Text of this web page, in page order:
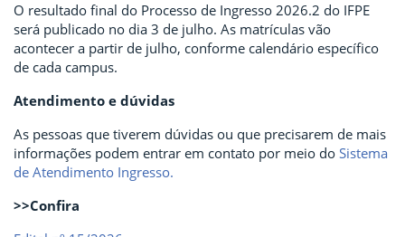
O resultado final do Processo de Ingresso 2026.2 do IFPE
será publicado no dia 3 de julho. As matrículas vão
acontecer a partir de julho, conforme calendário específico
de cada campus.
Atendimento e dúvidas
As pessoas que tiverem dúvidas ou que precisarem de mais
informações podem entrar em contato por meio do Sistema
de Atendimento Ingresso.
>>Confira